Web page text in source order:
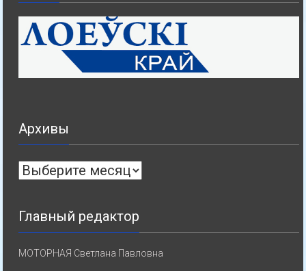
Архивы
Архивы
Главный редактор
МОТОРНАЯ Светлана Павловна